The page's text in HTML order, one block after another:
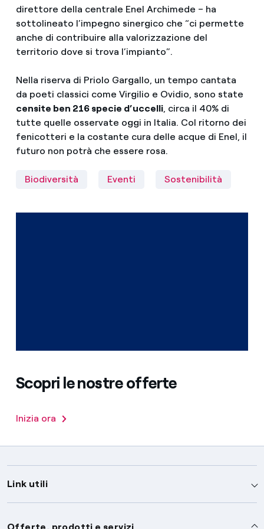
direttore della centrale Enel Archimede – ha
sottolineato l’impegno sinergico che “ci permette
anche di contribuire alla valorizzazione del
territorio dove si trova l’impianto”.
Nella riserva di Priolo Gargallo, un tempo cantata
da poeti classici come Virgilio e Ovidio, sono state
censite ben 216 specie d’uccelli, circa il 40% di
tutte quelle osservate oggi in Italia. Col ritorno dei
fenicotteri e la costante cura delle acque di Enel, il
futuro non potrà che essere rosa.
Biodiversità Eventi Sostenibilità
Scopri le nostre offerte
Inizia ora
Link utili
Assistenza
Offerte, prodotti e servizi